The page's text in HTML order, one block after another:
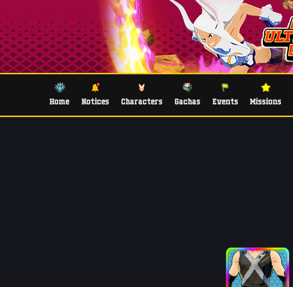
Home Notices Characters Gachas Events Missions